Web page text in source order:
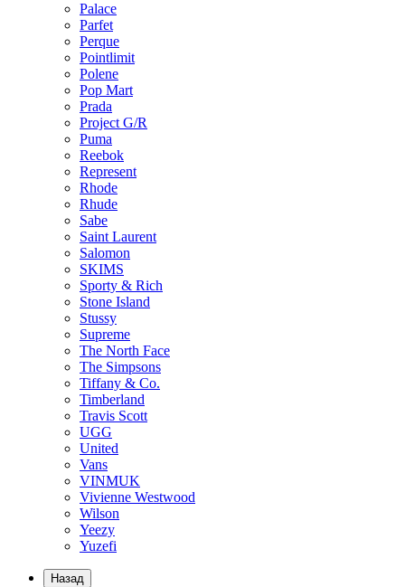
Palace
Parfet
Perque
Pointlimit
Polene
Pop Mart
Prada
Project G/R
Puma
Reebok
Represent
Rhode
Rhude
Sabe
Saint Laurent
Salomon
SKIMS
Sporty & Rich
Stone Island
Stussy
Supreme
The North Face
The Simpsons
Tiffany & Co.
Timberland
Travis Scott
UGG
United
Vans
VINMUK
Vivienne Westwood
Wilson
Yeezy
Yuzefi
Назад